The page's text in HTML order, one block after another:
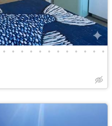
• • • • • • • • • • • •